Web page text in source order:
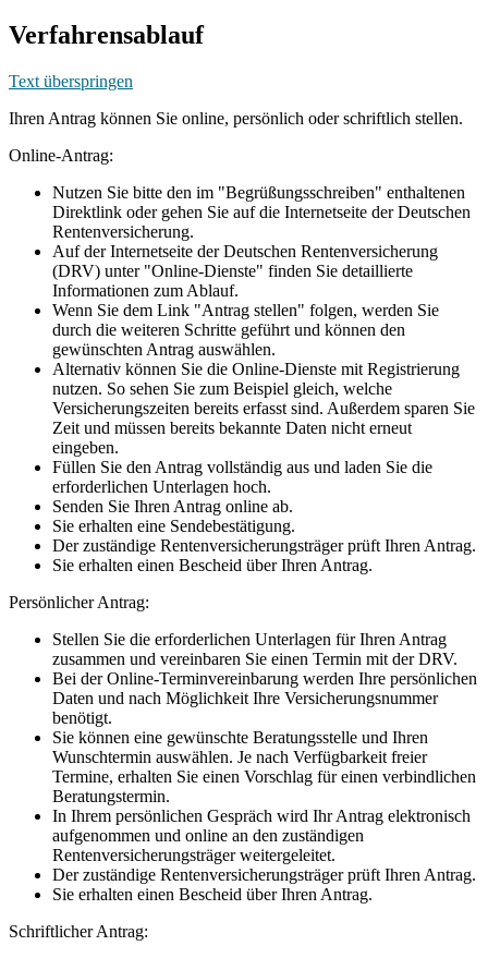
Verfahrensablauf
Text überspringen
Ihren Antrag können Sie online, persönlich oder schriftlich stellen.
Online-Antrag:
Nutzen Sie bitte den im "Begrüßungsschreiben" enthaltenen
Direktlink oder gehen Sie auf die Internetseite der Deutschen
Rentenversicherung.
Auf der Internetseite der Deutschen Rentenversicherung
(DRV) unter "Online-Dienste" finden Sie detaillierte
Informationen zum Ablauf.
Wenn Sie dem Link "Antrag stellen" folgen, werden Sie
durch die weiteren Schritte geführt und können den
gewünschten Antrag auswählen.
Alternativ können Sie die Online-Dienste mit Registrierung
nutzen. So sehen Sie zum Beispiel gleich, welche
Versicherungszeiten bereits erfasst sind. Außerdem sparen Sie
Zeit und müssen bereits bekannte Daten nicht erneut
eingeben.
Füllen Sie den Antrag vollständig aus und laden Sie die
erforderlichen Unterlagen hoch.
Senden Sie Ihren Antrag online ab.
Sie erhalten eine Sendebestätigung.
Der zuständige Rentenversicherungsträger prüft Ihren Antrag.
Sie erhalten einen Bescheid über Ihren Antrag.
Persönlicher Antrag:
Stellen Sie die erforderlichen Unterlagen für Ihren Antrag
zusammen und vereinbaren Sie einen Termin mit der DRV.
Bei der Online-Terminvereinbarung werden Ihre persönlichen
Daten und nach Möglichkeit Ihre Versicherungsnummer
benötigt.
Sie können eine gewünschte Beratungsstelle und Ihren
Wunschtermin auswählen. Je nach Verfügbarkeit freier
Termine, erhalten Sie einen Vorschlag für einen verbindlichen
Beratungstermin.
In Ihrem persönlichen Gespräch wird Ihr Antrag elektronisch
aufgenommen und online an den zuständigen
Rentenversicherungsträger weitergeleitet.
Der zuständige Rentenversicherungsträger prüft Ihren Antrag.
Sie erhalten einen Bescheid über Ihren Antrag.
Schriftlicher Antrag: